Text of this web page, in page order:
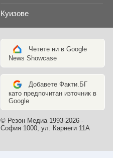
Куизове
Четете ни в Google
News Showcase
Добавете Факти.БГ
като предпочитан източник в
Google
© Резон Медиа 1993-2026 -
София 1000, ул. Карнеги 11А